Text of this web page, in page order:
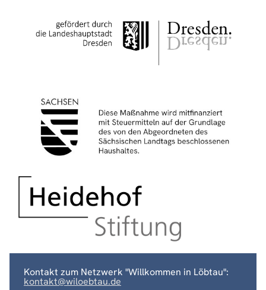
Kontakt zum Netzwerk "Willkommen in Löbtau":
kontakt@wiloebtau.de